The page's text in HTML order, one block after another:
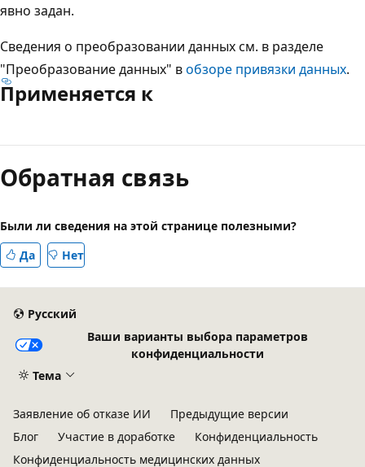
явно задан.
Сведения о преобразовании данных см. в разделе
"Преобразование данных" вобзоре привязки данных.
Применяется к
чтения
выключен
Обратная связь
Были ли сведения на этой странице полезными?
Да
Нет
Русский
Ваши варианты выбора параметров
конфиденциальности
Тема
Заявление об отказе ИИ
Предыдущие версии
Блог
Участие в доработке
Конфиденциальность
Конфиденциальность медицинских данных